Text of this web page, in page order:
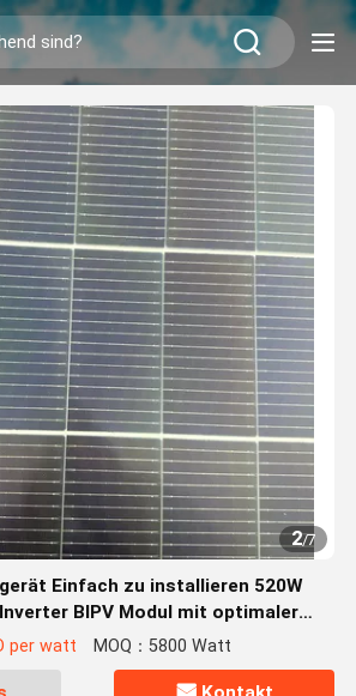
2/7
Einfach zu installieren 520W
BIPV Modul mit optimaler
per watt MOQ：5800 Watt